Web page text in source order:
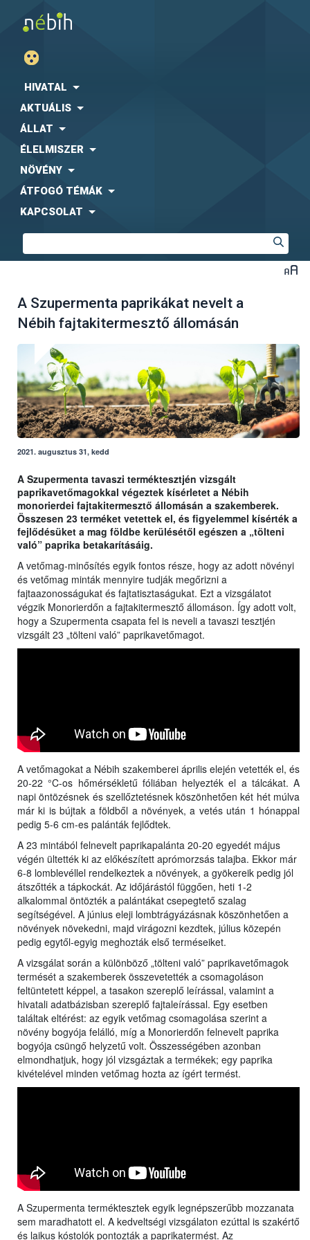
HIVATAL
AKTUÁLIS
ÁLLAT
ÉLELMISZER
NÖVÉNY
ÁTFOGÓ TÉMÁK
KAPCSOLAT
A Szupermenta paprikákat nevelt a
Nébih fajtakitermesztő állomásán
2021. augusztus 31, kedd
A Szupermenta tavaszi terméktesztjén vizsgált
paprikavetőmagokkal végeztek kísérletet a Nébih
monorierdei fajtakitermesztő állomásán a szakemberek.
Összesen 23 terméket vetettek el, és figyelemmel kísérték a
fejlődésüket a mag földbe kerülésétől egészen a „tölteni
való” paprika betakarításáig.
A vetőmag-minősítés egyik fontos része, hogy az adott növényi
és vetőmag minták mennyire tudják megőrizni a
fajtaazonosságukat és fajtatisztaságukat. Ezt a vizsgálatot
végzik Monorierdőn a fajtakitermesztő állomáson. Így adott volt,
hogy a Szupermenta csapata fel is neveli a tavaszi tesztjén
vizsgált 23 „tölteni való” paprikavetőmagot.
A vetőmagokat a Nébih szakemberei április elején vetették el, és
20-22 °C-os hőmérsékletű fóliában helyezték el a tálcákat. A
napi öntözésnek és szellőztetésnek köszönhetően két hét múlva
már ki is bújtak a földből a növények, a vetés után 1 hónappal
pedig 5-6 cm-es palánták fejlődtek.
A 23 mintából felnevelt paprikapalánta 20-20 egyedét május
végén ültették ki az előkészített aprómorzsás talajba. Ekkor már
6-8 lomblevéllel rendelkeztek a növények, a gyökereik pedig jól
átszőtték a tápkockát. Az időjárástól függően, heti 1-2
alkalommal öntözték a palántákat csepegtető szalag
segítségével. A június eleji lombtrágyázásnak köszönhetően a
növények növekedni, majd virágozni kezdtek, július közepén
pedig egytől-egyig meghozták első terméseiket.
A vizsgálat során a különböző „tölteni való” paprikavetőmagok
termését a szakemberek összevetették a csomagoláson
feltüntetett képpel, a tasakon szereplő leírással, valamint a
hivatali adatbázisban szereplő fajtaleírással. Egy esetben
találtak eltérést: az egyik vetőmag csomagolása szerint a
növény bogyója felálló, míg a Monorierdőn felnevelt paprika
bogyója csüngő helyzetű volt. Összességében azonban
elmondhatjuk, hogy jól vizsgáztak a termékek; egy paprika
kivételével minden vetőmag hozta az ígért termést.
A Szupermenta terméktesztek egyik legnépszerűbb mozzanata
sem maradhatott el. A kedveltségi vizsgálaton ezúttal is szakértő
és laikus kóstolók pontozták a paprikatermést. Az